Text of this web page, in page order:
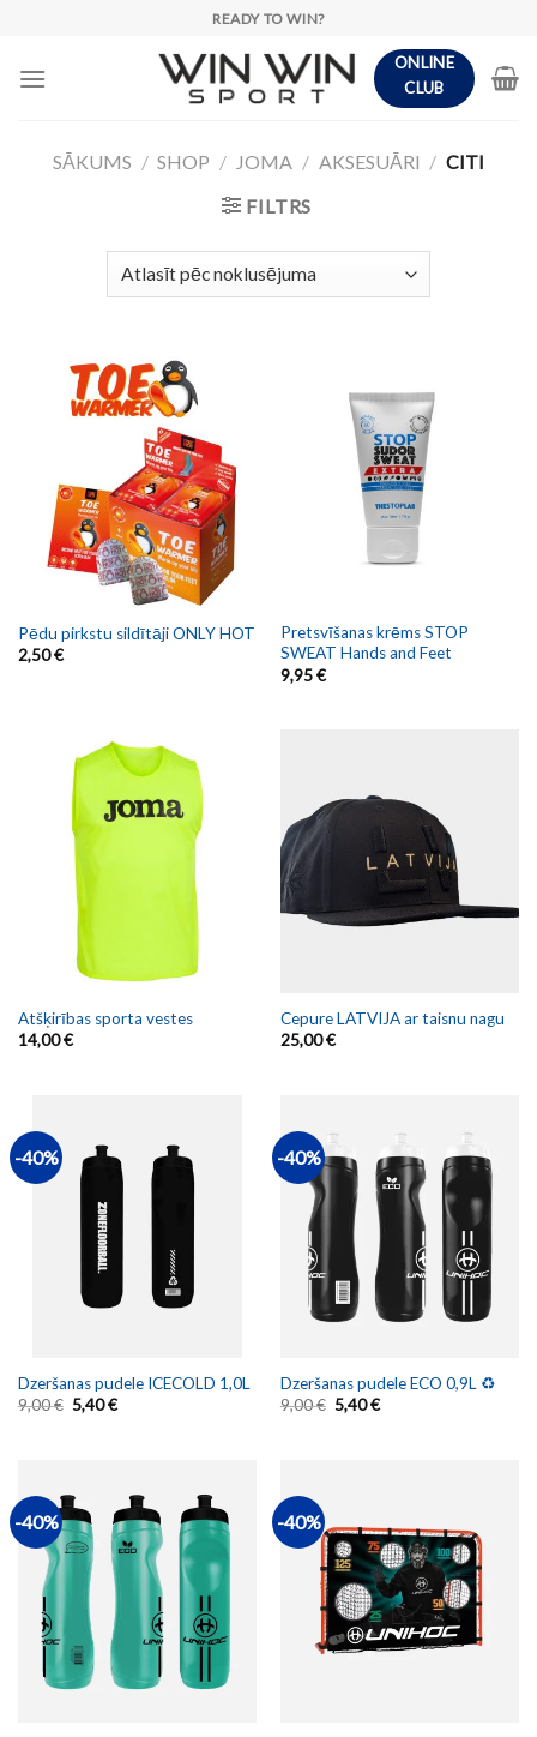
content
READY TO WIN?
ONLINE
CLUB
SĀKUMS / SHOP / JOMA / AKSESUĀRI / CITI
FILTRS
Pēdu pirkstu sildītāji ONLY HOT
2,50€
Pretsvīšanas krēms STOP
SWEAT Hands and Feet
9,95€
Atšķirības sporta vestes
14,00€
Cepure LATVIJA ar taisnu nagu
25,00€
-40%
Dzeršanas pudele ICECOLD 1,0L
9,00€ 5,40€
-40%
Dzeršanas pudele ECO 0,9L ♻️
9,00€ 5,40€
-40% -40%